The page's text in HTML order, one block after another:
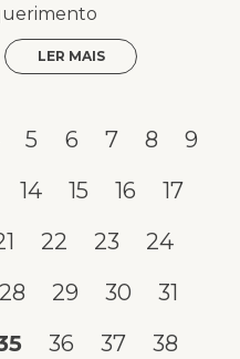
LER MAIS
5 6 7 8
9
14 15 16
17
22 23
24
28 29 30
31
36 37
38